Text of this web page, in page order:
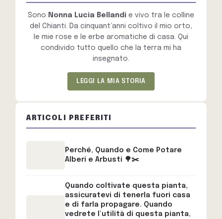
Sono Nonna Lucia Bellandi e vivo tra le colline
del Chianti. Da cinquant’anni coltivo il mio orto,
le mie rose e le erbe aromatiche di casa. Qui
condivido tutto quello che la terra mi ha
insegnato.
LEGGI LA MIA STORIA
ARTICOLI PREFERITI
Perché, Quando e Come Potare
Alberi e Arbusti 🌳✂️
Quando coltivate questa pianta,
assicuratevi di tenerla fuori casa
e di farla propagare. Quando
vedrete l’utilità di questa pianta,